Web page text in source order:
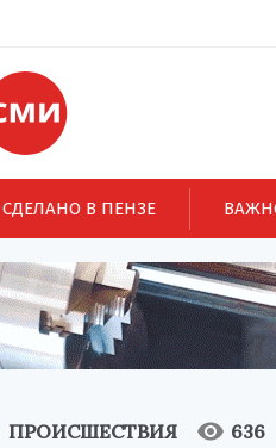
СДЕЛАНО В ПЕНЗЕ
ПРОИСШЕСТВИЯ 636